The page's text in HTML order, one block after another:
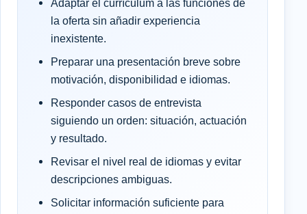
Adaptar el currículum a las funciones de
la oferta sin añadir experiencia
inexistente.
Preparar una presentación breve sobre
motivación, disponibilidad e idiomas.
Responder casos de entrevista
siguiendo un orden: situación, actuación
y resultado.
Revisar el nivel real de idiomas y evitar
descripciones ambiguas.
Solicitar información suficiente para